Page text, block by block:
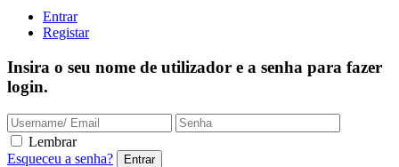
Entrar
Registar
Insira o seu nome de utilizador e a senha para fazer
login.
Lembrar
Esqueceu a senha?